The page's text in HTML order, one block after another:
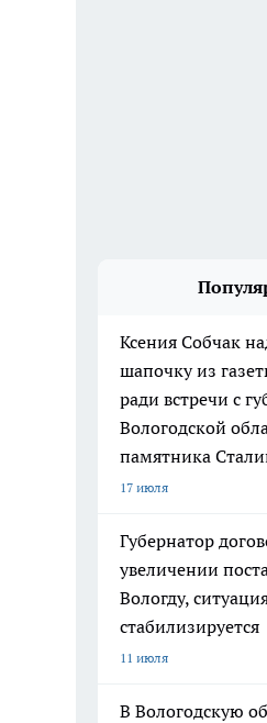
Ксения Собчак
шапочку из
ради встречи с
Вологодской
памятника
17 июля
Губернатор
увеличении
Вологду,
стабилизируется
11 июля
В Вологодскую